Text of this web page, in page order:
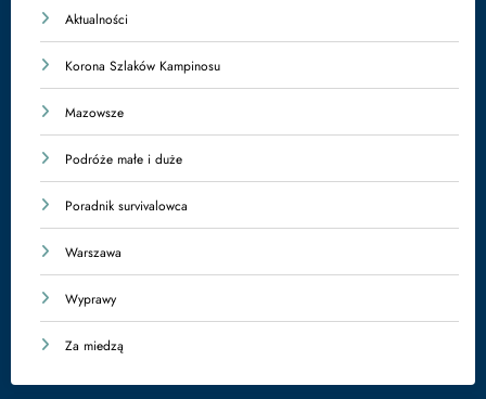
Aktualności
Korona Szlaków Kampinosu
Mazowsze
Podróże małe i duże
Poradnik survivalowca
Warszawa
Wyprawy
Za miedzą